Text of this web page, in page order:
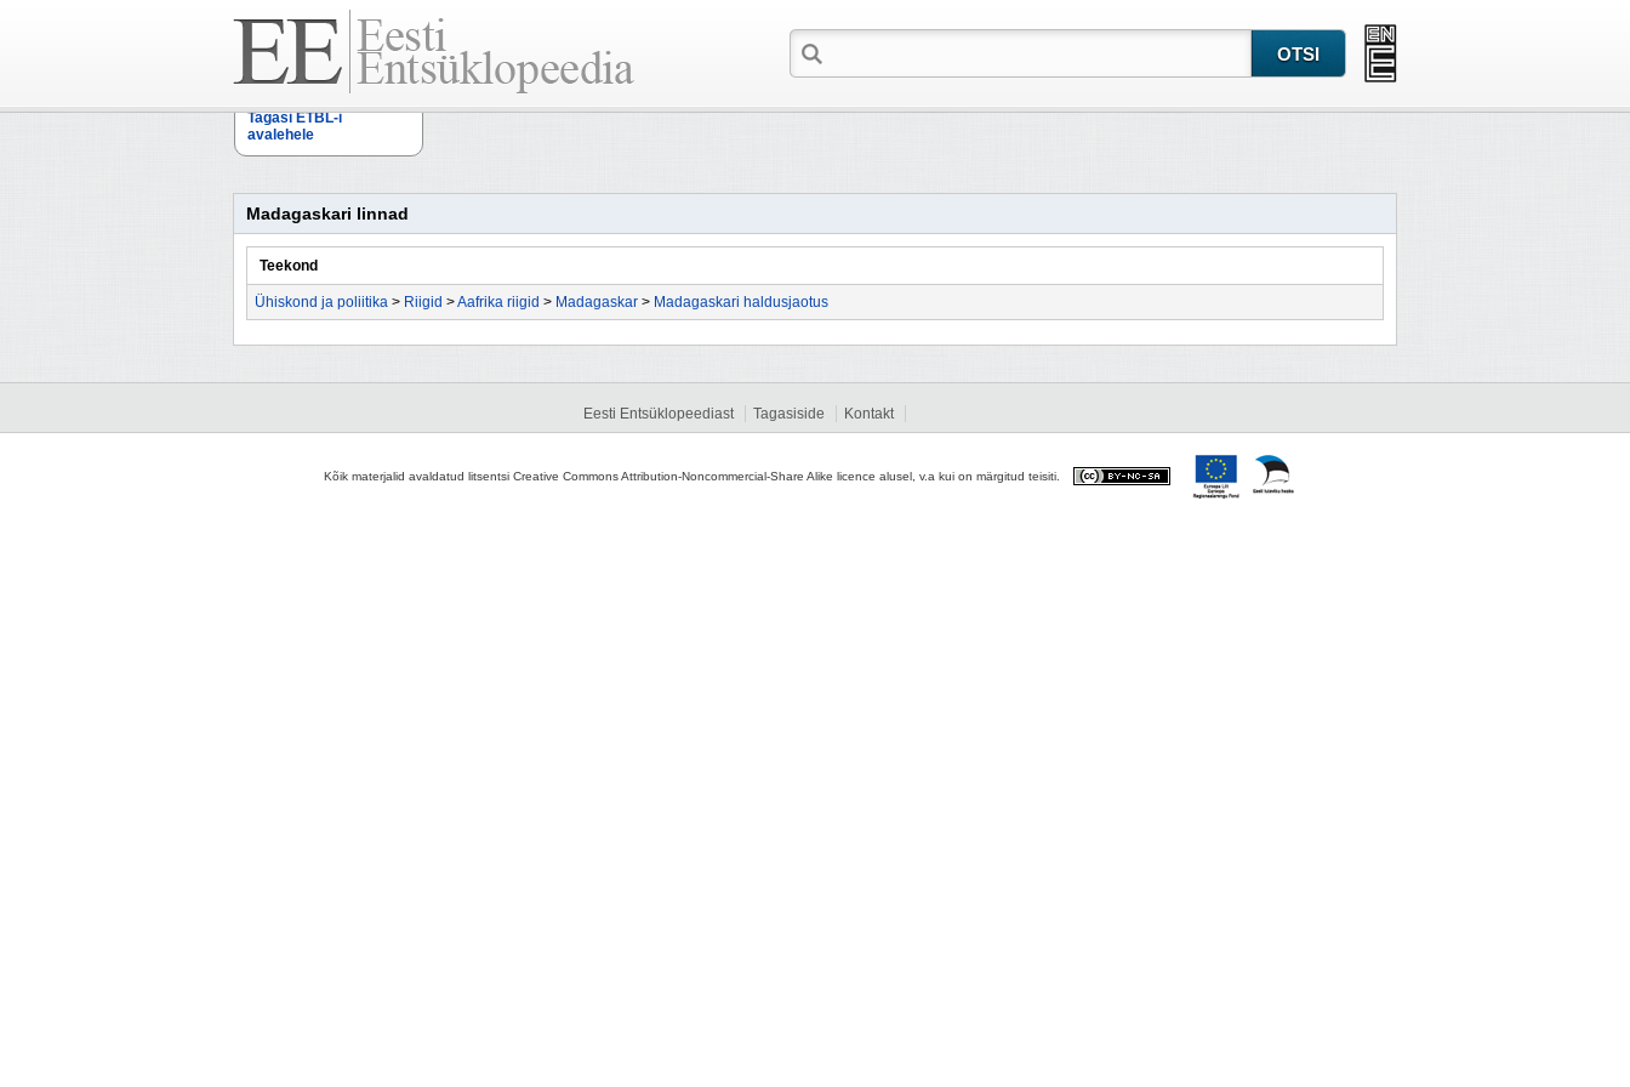
Tagasi ETBL-i
avalehele
Madagaskari linnad
Teekond
Ühiskond ja poliitika > Riigid >Aafrika riigid > Madagaskar > Madagaskari haldusjaotus
Eesti Entsüklopeediast Tagasiside Kontakt
Kõik materjalid avaldatud litsentsi Creative Commons Attribution-Noncommercial-Share Alike licence alusel, v.a kui on märgitud teisiti.